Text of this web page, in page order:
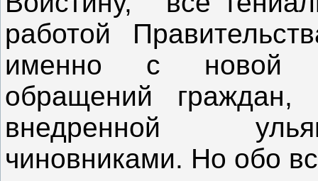
работой
именно с новой
обращений граждан,
внедренной
чиновниками. Но